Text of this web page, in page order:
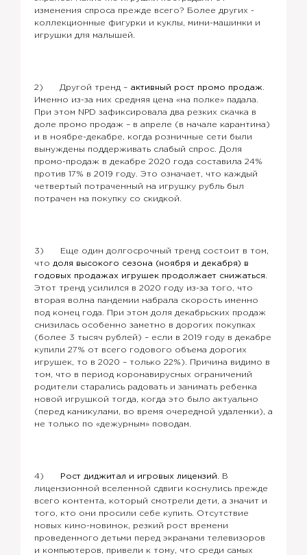
изменения спроса прежде всего? Более других -
коллекционные фигурки и куклы, мини-машинки и
игрушки для малышей.
2) Другой тренд – активный рост промо продаж.
Именно из-за них средняя цена «на полке» падала.
При этом NPD зафиксировала два резких скачка в
доле промо продаж – в апреле (в начале карантина)
и в ноябре-декабре, когда розничные сети были
вынуждены поддерживать слабый спрос. Доля
промо-продаж в декабре 2020 года составила 24%
против 17% в 2019 году. Это означает, что каждый
четвертый потраченный на игрушку рубль был
потрачен на покупку со скидкой.
3) Еще один долгосрочный тренд состоит в том,
что доля высокого сезона (ноября и декабря) в
годовых продажах игрушек продолжает снижаться
Этот тренд усилился в 2020 году из-за того, что
вторая волна пандемии набрала скорость именно
под конец года. При этом доля декабрьских продаж
снизилась особенно заметно в дорогих покупках
(более 3 тысяч рублей) – если в 2019 году в декабре
купили 27% от всего годового объема дорогих
игрушек, то в 2020 – только 22%). Причина видимо в
том, что в период коронавирусных ограничений
родители старались радовать и занимать ребенка
новой игрушкой тогда, когда это было актуально
(перед каникулами, во время очередной удаленки), а
не только по «дежурным» поводам.
4) Рост диджитал и игровых лицензий.
В
лицензионной вселенной сдвиги коснулись прежде
всего контента, который смотрели дети, а значит и
того, кто они просили себе купить. Отсутствие
новых кино-новинок, резкий рост времени
проведенного детьми перед экранами телевизоров
и компьютеров, привели к тому, что среди самых